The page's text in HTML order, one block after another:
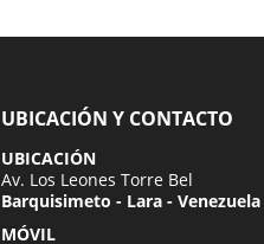
UBICACIÓN Y CONTACTO
UBICACIÓN
Av. Los Leones Torre Bel
Barquisimeto - Lara - Venezuela
MÓVIL